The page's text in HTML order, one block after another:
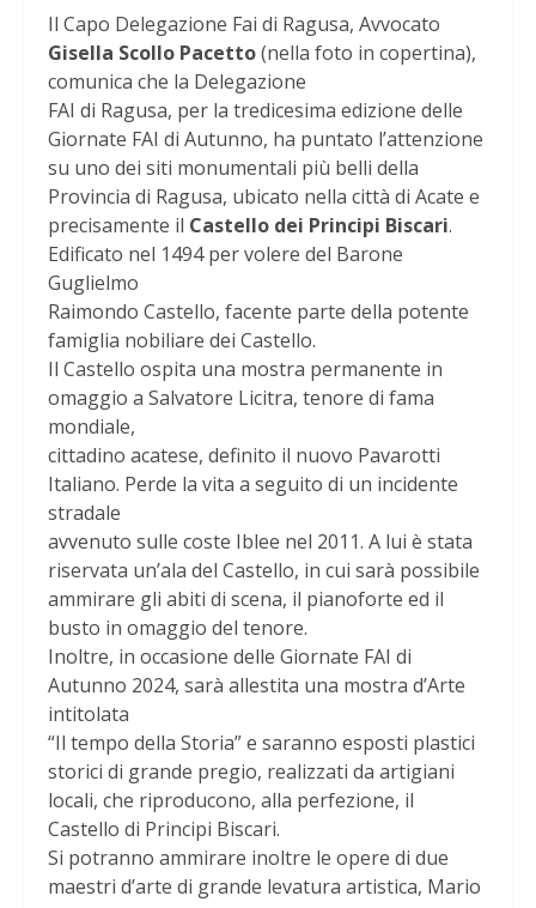
Il Capo Delegazione Fai di Ragusa, Avvocato
Gisella Scollo Pacetto(nella foto in copertina),
comunica che la Delegazione
FAI di Ragusa, per la tredicesima edizione delle
Giornate FAI di Autunno, ha puntato l’attenzione
su uno dei siti monumentali più belli della
Provincia di Ragusa, ubicato nella città di Acate e
precisamente il Castello dei Principi Biscari.
Edificato nel 1494 per volere del Barone
Guglielmo
Raimondo Castello, facente parte della potente
famiglia nobiliare dei Castello.
Il Castello ospita una mostra permanente in
omaggio a Salvatore Licitra, tenore di fama
mondiale,
cittadino acatese, definito il nuovo Pavarotti
Italiano. Perde la vita a seguito di un incidente
stradale
avvenuto sulle coste Iblee nel 2011. A lui è stata
riservata un’ala del Castello, in cui sarà possibile
ammirare gli abiti di scena, il pianoforte ed il
busto in omaggio del tenore.
Inoltre, in occasione delle Giornate FAI di
Autunno 2024, sarà allestita una mostra d’Arte
intitolata
“Il tempo della Storia” e saranno esposti plastici
storici di grande pregio, realizzati da artigiani
locali, che riproducono, alla perfezione, il
Castello di Principi Biscari.
Si potranno ammirare inoltre le opere di due
maestri d’arte di grande levatura artistica, Mario